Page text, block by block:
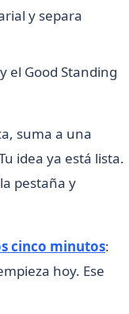
y separa
el Good Standing
suma a una
idea ya está lista.
pestaña y
cinco minutos:
hoy. Ese